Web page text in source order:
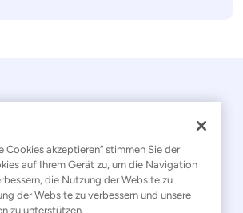
Alle Rechte vorbehalten.
Cookies akzeptieren“ stimmen Sie der
auf Ihrem Gerät zu, um die Navigation
die Nutzung der Website zu
der Website zu verbessern und unsere
zu unterstützen.